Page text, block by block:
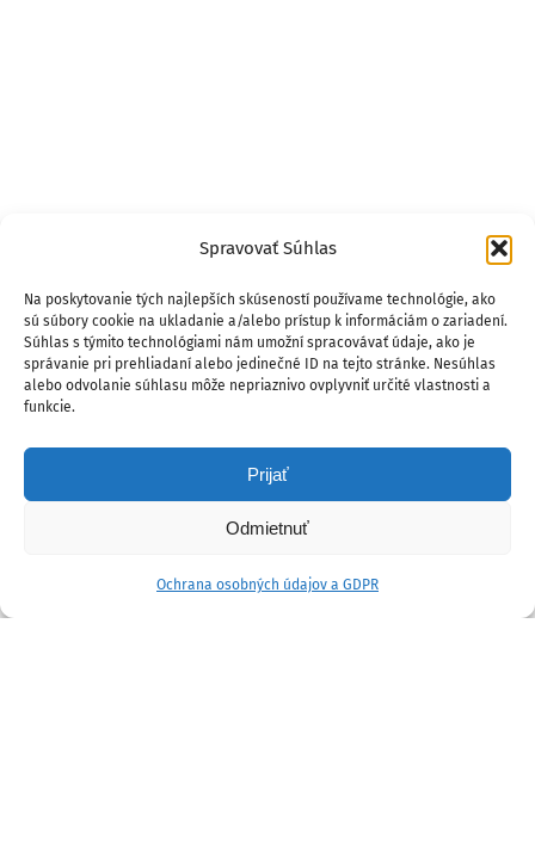
Spravovať Súhlas
Na poskytovanie tých najlepších skúseností používame technológie, ako
sú súbory cookie na ukladanie a/alebo prístup k informáciám o zariadení.
Súhlas s týmito technológiami nám umožní spracovávať údaje, ako je
správanie pri prehliadaní alebo jedinečné ID na tejto stránke. Nesúhlas
alebo odvolanie súhlasu môže nepriaznivo ovplyvniť určité vlastnosti a
funkcie.
Prijať
Odmietnuť
Ochrana osobných údajov a GDPR